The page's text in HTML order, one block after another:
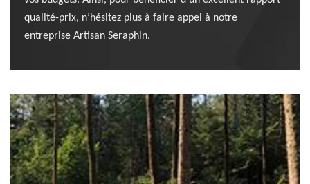
qualité-prix, n’hésitez plus à faire appel à notre
entreprise Artisan Seraphin.